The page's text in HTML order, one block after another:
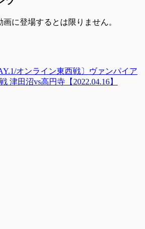
に登場するとは限りません。
オンライン東西戦〕ヴァンパイア
津田沼vs高円寺【2022.04.16】